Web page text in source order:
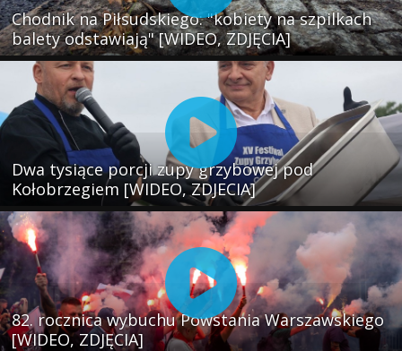
Chodnik na Piłsudskiego: "kobiety na szpilkach
balety odstawiają" [WIDEO, ZDJĘCIA]
Dwa tysiące porcji zupy grzybowej pod
Kołobrzegiem [WIDEO, ZDJECIA]
82. rocznica wybuchu Powstania Warszawskiego
[WIDEO, ZDJĘCIA]